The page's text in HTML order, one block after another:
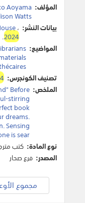
المؤلف: Aoyama
Watts
بيانات النشر: ،
2024
.
المواضيع:
تصنيف الكونجرس:
الملخص: Before
stirring
book
dreams.
Sensing
is sear.
نوع المادة: كتب
المصدر: فرع صحار
مجموع